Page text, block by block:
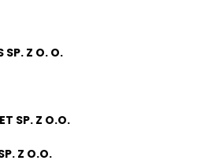
SP. Z O. O.
SP. Z O.O.
Z O.O.